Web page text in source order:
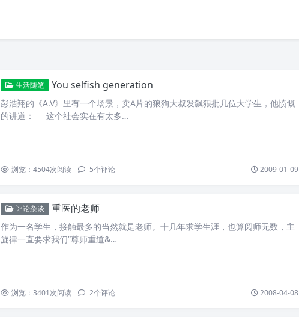
生活随笔 You selfish generation
彭浩翔的《A.V》里有一个场景，卖A片的狼狗大叔发飙狠批几位大学生，他愤慨
的讲道： 这个社会实在有太多…
浏览：4504次阅读 5个评论 2009-01-09
评论杂谈 重医的老师
作为一名学生，接触最多的当然就是老师。十几年求学生涯，也算阅师无数，主
旋律一直要求我们”尊师重道&…
浏览：3401次阅读 2个评论 2008-04-08